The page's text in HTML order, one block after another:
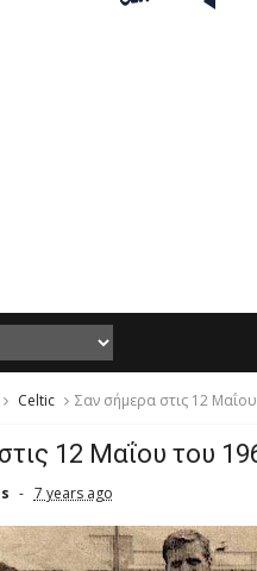
Celtic Σαν σήμερα στις 12
12 Μαΐου του
7 years ago